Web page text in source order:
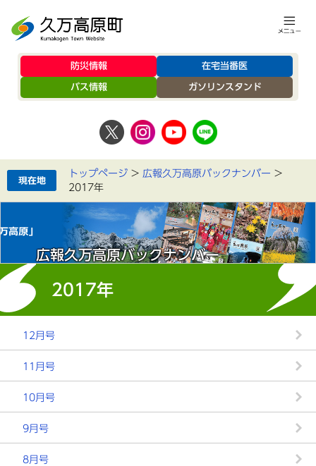
防災情報 在宅当番医
バス情報 ガソリンスタンド
トップページ > 広報久万高原バックナンバー >
2017年
広報久万高原バックナンバー
2017年
12月号
11月号
10月号
9月号
8月号